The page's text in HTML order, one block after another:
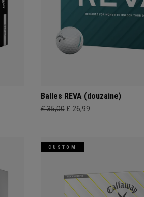
Balles REVA (douzaine)
£ 35,00 £ 26,99
CUSTOM